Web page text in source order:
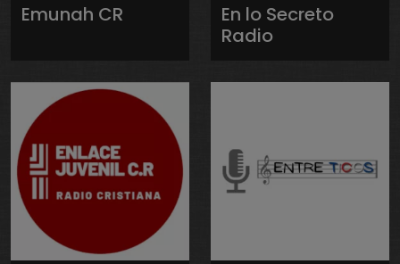
Emunah CR
En lo Secreto
Radio